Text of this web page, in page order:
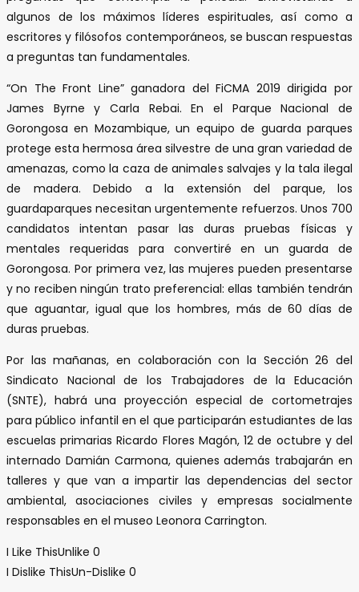
algunos de los máximos líderes espirituales, así como a
escritores y filósofos contemporáneos, se buscan respuestas
a preguntas tan fundamentales.
“On The Front Line” ganadora del FiCMA 2019 dirigida por
James Byrne y Carla Rebai. En el Parque Nacional de
Gorongosa en Mozambique, un equipo de guarda parques
protege esta hermosa área silvestre de una gran variedad de
amenazas, como la caza de animales salvajes y la tala ilegal
de madera. Debido a la extensión del parque, los
guardaparques necesitan urgentemente refuerzos. Unos 700
candidatos intentan pasar las duras pruebas físicas y
mentales requeridas para convertiré en un guarda de
Gorongosa. Por primera vez, las mujeres pueden presentarse
y no reciben ningún trato preferencial: ellas también tendrán
que aguantar, igual que los hombres, más de 60 días de
duras pruebas.
Por las mañanas, en colaboración con la Sección 26 del
Sindicato Nacional de los Trabajadores de la Educación
(SNTE), habrá una proyección especial de cortometrajes
para público infantil en el que participarán estudiantes de las
escuelas primarias Ricardo Flores Magón, 12 de octubre y del
internado Damián Carmona, quienes además trabajarán en
talleres y que van a impartir las dependencias del sector
ambiental, asociaciones civiles y empresas socialmente
responsables en el museo Leonora Carrington.
I Like ThisUnlike 0
I Dislike ThisUn-Dislike 0